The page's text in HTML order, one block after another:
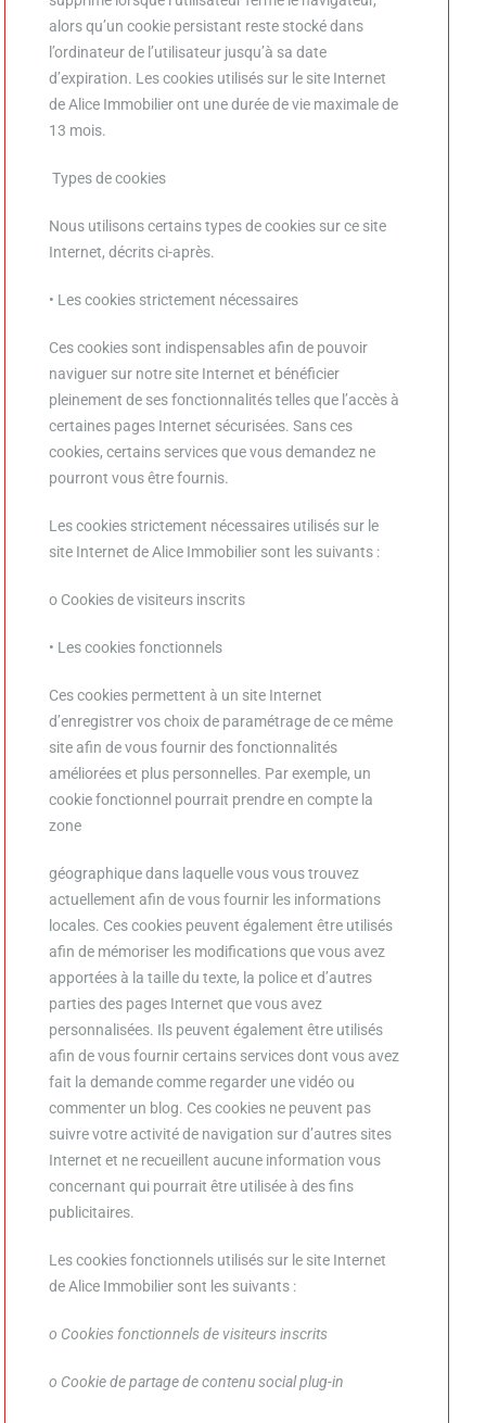
alors qu’un cookie persistant reste stocké dans
l’ordinateur de l’utilisateur jusqu’à sa date
d’expiration. Les cookies utilisés sur le site Internet
de Alice Immobilier ont une durée de vie maximale de
13 mois.
Types de cookies
Nous utilisons certains types de cookies sur ce site
Internet, décrits ci-après.
• Les cookies strictement nécessaires
Ces cookies sont indispensables afin de pouvoir
naviguer sur notre site Internet et bénéficier
pleinement de ses fonctionnalités telles que l’accès à
certaines pages Internet sécurisées. Sans ces
cookies, certains services que vous demandez ne
pourront vous être fournis.
Les cookies strictement nécessaires utilisés sur le
site Internet de Alice Immobilier sont les suivants :
o Cookies de visiteurs inscrits
• Les cookies fonctionnels
Ces cookies permettent à un site Internet
d’enregistrer vos choix de paramétrage de ce même
site afin de vous fournir des fonctionnalités
améliorées et plus personnelles. Par exemple, un
cookie fonctionnel pourrait prendre en compte la
zone
géographique dans laquelle vous vous trouvez
actuellement afin de vous fournir les informations
locales. Ces cookies peuvent également être utilisés
afin de mémoriser les modifications que vous avez
apportées à la taille du texte, la police et d’autres
parties des pages Internet que vous avez
personnalisées. Ils peuvent également être utilisés
afin de vous fournir certains services dont vous avez
fait la demande comme regarder une vidéo ou
commenter un blog. Ces cookies ne peuvent pas
suivre votre activité de navigation sur d’autres sites
Internet et ne recueillent aucune information vous
concernant qui pourrait être utilisée à des fins
publicitaires.
Les cookies fonctionnels utilisés sur le site Internet
de Alice Immobilier sont les suivants :
o Cookies fonctionnels de visiteurs inscrits
o Cookie de partage de contenu social plug-in